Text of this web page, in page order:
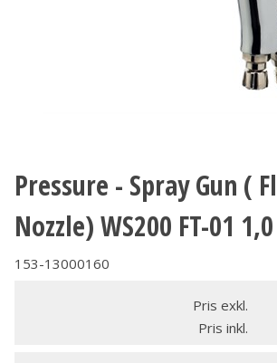
Pressure - Spray Gun (
Nozzle) WS200 FT-01 1,0
153-13000160
Pris exkl.
Pris inkl.